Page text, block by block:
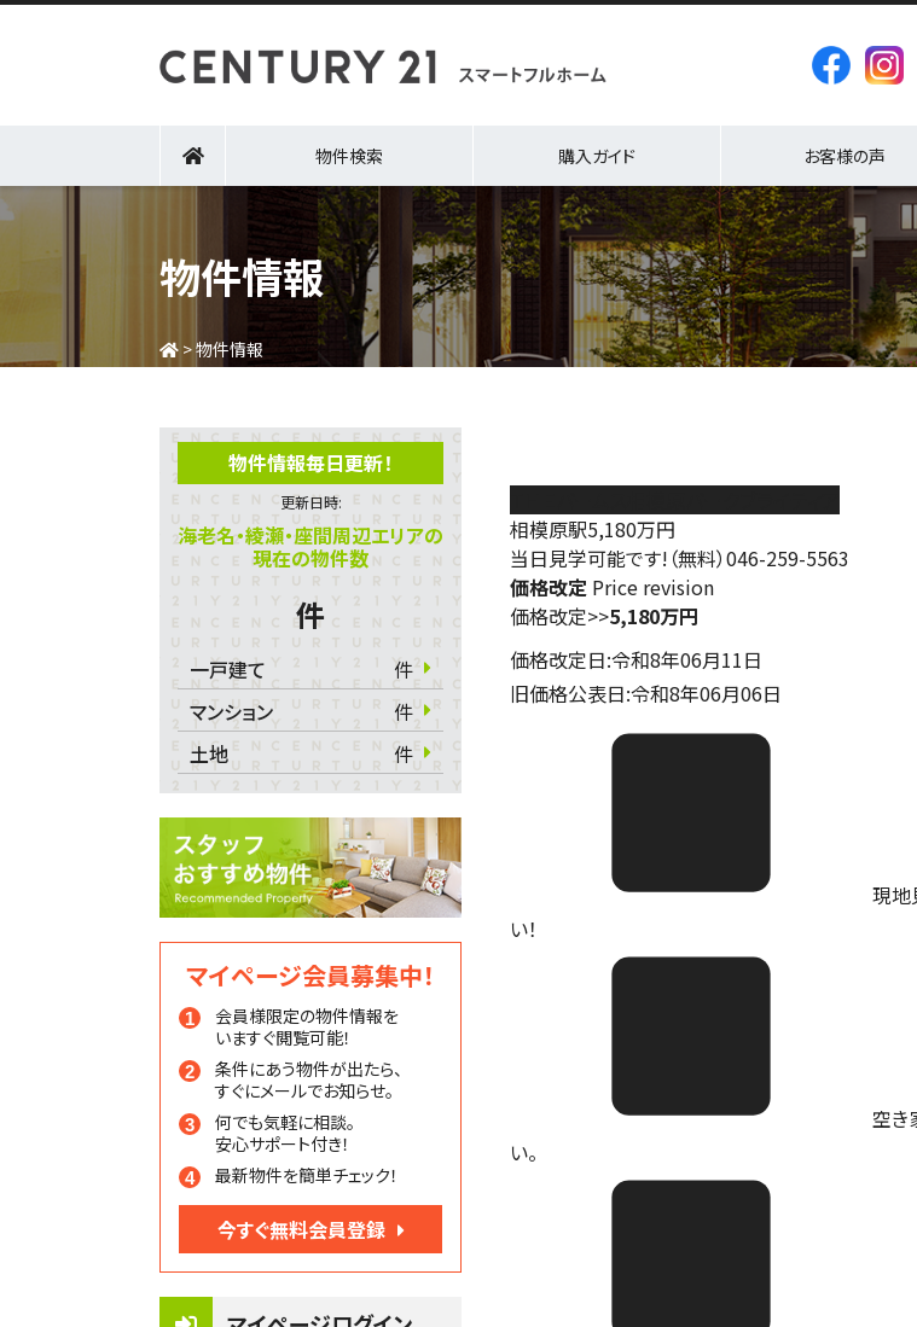
物件検索 購入ガイド お客様の声
物件情報
>物件情報
物件情報毎日更新！
更新日時:
海老名・綾瀬・座間周辺エリアの
現在の物件数
件
一戸建て
件
マンション
件
土地
件
マイページ会員募集中！
会員様限定の物件情報を
いますぐ閲覧可能！
条件にあう物件が出たら、
すぐにメールでお知らせ。
何でも気軽に相談。
安心サポート付き！
最新物件を簡単チェック！
今すぐ無料会員登録
相模原駅5,180万円
当日見学可能です!（無料）046-259-5563
価格改定 Price revision
価格改定>>5,180万円
価格改定日:令和8年06月11日
旧価格公表日:令和8年06月06日
現地
い！
空き
い。